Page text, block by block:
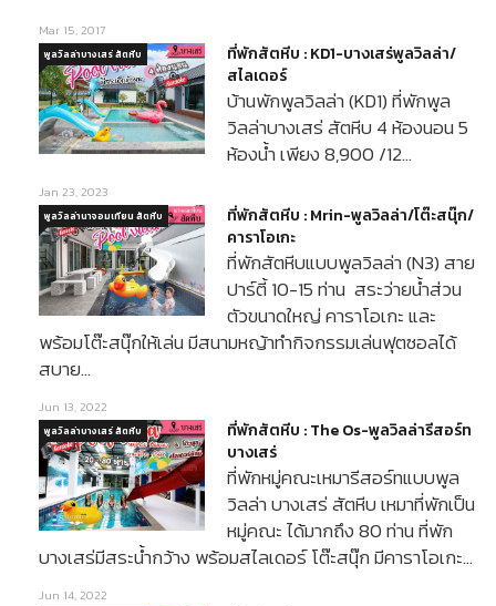
Mar 15, 2017
ที่พักสัตหีบ : KD1-บางเสร่พูลวิลล่า/
สไลเดอร์
บ้านพักพูลวิลล่า (KD1) ที่พักพูล
วิลล่าบางเสร่ สัตหีบ 4 ห้องนอน 5
ห้องน้ำ เพียง 8,900 /12…
พูลวิลล่าบางเสร่ สัตหีบ
Jan 23, 2023
ที่พักสัตหีบ : Mrin-พูลวิลล่า/โต๊ะสนุ๊ก/
คาราโอเกะ
ที่พักสัตหีบแบบพูลวิลล่า (N3) สาย
ปาร์ตี้ 10-15 ท่าน สระว่ายน้ำส่วน
ตัวขนาดใหญ่ คาราโอเกะ และ
พร้อมโต๊ะสนุ๊กให้เล่น มีสนามหญ้าทำกิจกรรมเล่นฟุตซอลได้
สบาย…
พูลวิลล่านาจอมเทียน สัตหีบ
Jun 13, 2022
ที่พักสัตหีบ : The Os-พูลวิลล่ารีสอร์ท
บางเสร่
ที่พักหมู่คณะเหมารีสอร์ทแบบพูล
วิลล่า บางเสร่ สัตหีบ เหมาที่พักเป็น
หมู่คณะ ได้มากถึง 80 ท่าน ที่พัก
บางเสร่มีสระน้ำกว้าง พร้อมสไลเดอร์ โต๊ะสนุ๊ก มีคาราโอเกะ…
พูลวิลล่าบางเสร่ สัตหีบ
Jun 14, 2022